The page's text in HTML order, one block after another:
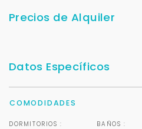
Precios de Alquiler
Datos Específicos
COMODIDADES
DORMITORIOS : BAÑOS :